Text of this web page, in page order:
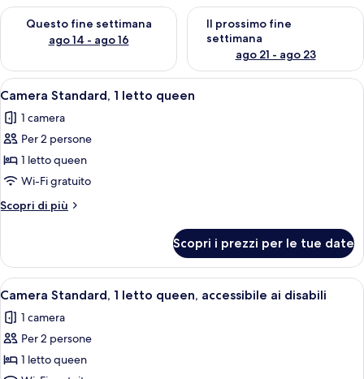
Questo fine settimana
ago 14 - ago 16
Verifica la disponibilità per questo fine settimana, ago 14 -
Il prossimo fine
settimana
ago 21 - ago 23
Verifica la disponibilità per il
Apri
tutte
le
foto
per
Camera
Standard,
1
queen
Una camera d'albergo con un letto
12
Camera Standard, 1 letto queen
1 camera
Per 2 persone
1 letto queen
Wi-Fi gratuito
Scopri di più
Altri
Standard,
letto
Scopri i prezzi per le tue date
Apri
tutte
le
foto
per
Una camera d'albergo con un letto
9
Camera Standard, 1 letto queen, accessibile ai disabili
1 camera
Per 2 persone
1 letto queen